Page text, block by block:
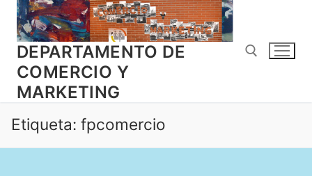
contenido
DEPARTAMENTO DE
COMERCIO Y
MARKETING
Etiqueta: fpcomercio